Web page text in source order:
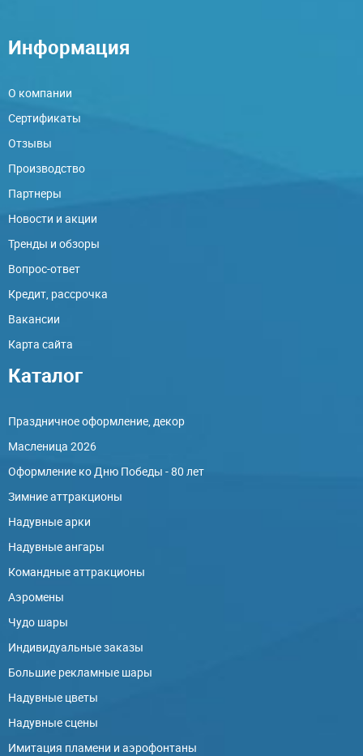
Информация
О компании
Сертификаты
Отзывы
Производство
Партнеры
Новости и акции
Тренды и обзоры
Вопрос-ответ
Кредит, рассрочка
Вакансии
Карта сайта
Каталог
Праздничное оформление, декор
Масленица 2026
Оформление ко Дню Победы - 80 лет
Зимние аттракционы
Надувные арки
Надувные ангары
Командные аттракционы
Аэромены
Чудо шары
Индивидуальные заказы
Большие рекламные шары
Надувные цветы
Надувные сцены
Имитация пламени и аэрофонтаны